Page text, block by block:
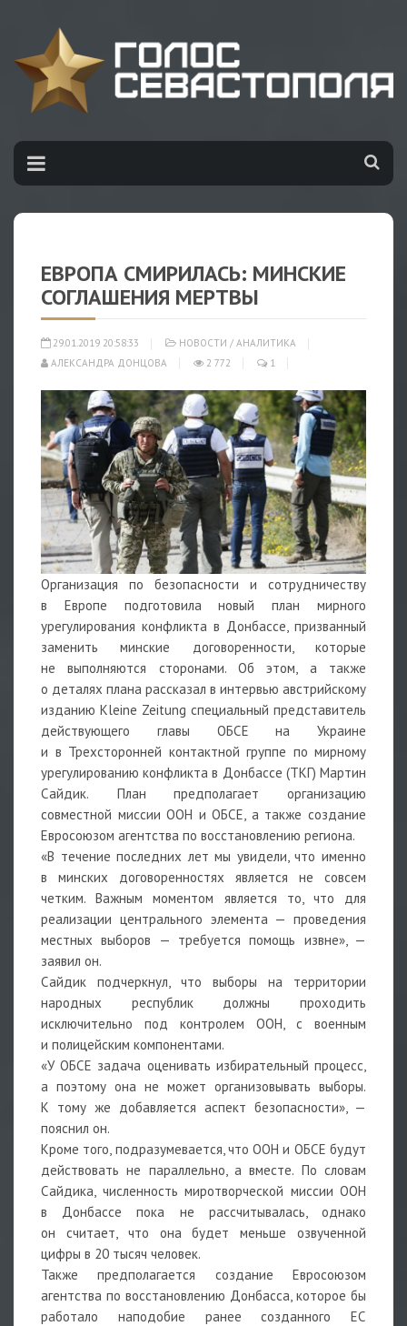
ЕВРОПА СМИРИЛАСЬ: МИНСКИЕ
СОГЛАШЕНИЯ МЕРТВЫ
29.01.2019 20:58:33 НОВОСТИ / АНАЛИТИКА
АЛЕКСАНДРА ДОНЦОВА
2 772 1
Организация по безопасности и сотрудничеству
в Европе подготовила новый план мирного
урегулирования конфликта в Донбассе, призванный
заменить минские договоренности, которые
не выполняются сторонами. Об этом, а также
о деталях плана рассказал в интервью австрийскому
изданию Kleine Zeitung специальный представитель
действующего главы ОБСЕ на Украине
и в Трехсторонней контактной группе по мирному
урегулированию конфликта в Донбассе (ТКГ) Мартин
Сайдик.
План предполагает организацию
совместной миссии ООН и ОБСЕ, а также создание
Евросоюзом агентства по восстановлению региона.
«В течение последних лет мы увидели, что именно
в минских договоренностях является не совсем
четким. Важным моментом является то, что для
реализации центрального элемента — проведения
местных выборов — требуется помощь извне», —
заявил он.
Сайдик подчеркнул, что выборы на территории
народных республик должны проходить
исключительно под контролем ООН, с военным
и полицейским компонентами.
«У ОБСЕ задача оценивать избирательный процесс,
а поэтому она не может организовывать выборы.
К тому же добавляется аспект безопасности», —
пояснил он.
Кроме того, подразумевается, что ООН и ОБСЕ будут
действовать не параллельно, а вместе. По словам
Сайдика, численность миротворческой миссии ООН
в Донбассе пока не рассчитывалась, однако
он считает, что она будет меньше озвученной
цифры в 20 тысяч человек.
Также предполагается создание Евросоюзом
агентства по восстановлению Донбасса, которое бы
работало наподобие ранее созданного ЕС